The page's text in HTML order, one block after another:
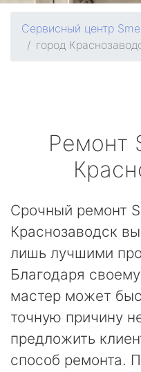
Сервисный центр
город
Ремонт
Срочный ремонт
Краснозаводск
лишь лучшими
Благодаря
мастер может
точную причину
предложить
способ ремонта.